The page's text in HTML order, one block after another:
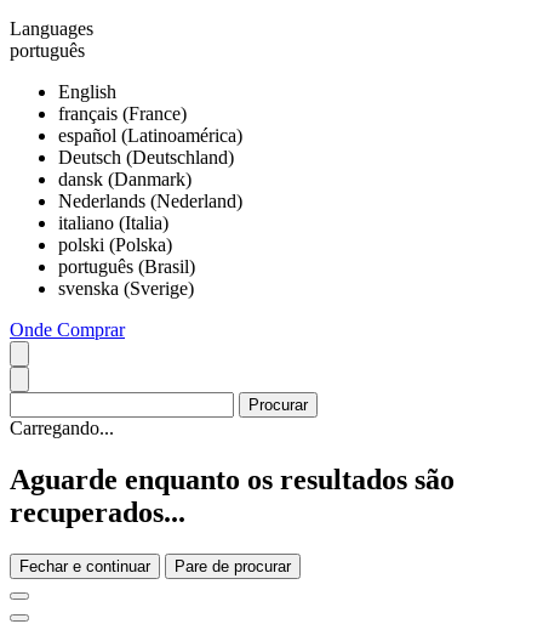
Languages
português
English
français (France)
español (Latinoamérica)
Deutsch (Deutschland)
dansk (Danmark)
Nederlands (Nederland)
italiano (Italia)
polski (Polska)
português (Brasil)
svenska (Sverige)
Onde Comprar
Carregando...
Aguarde enquanto os resultados são
recuperados...
Fechar e continuar Pare de procurar